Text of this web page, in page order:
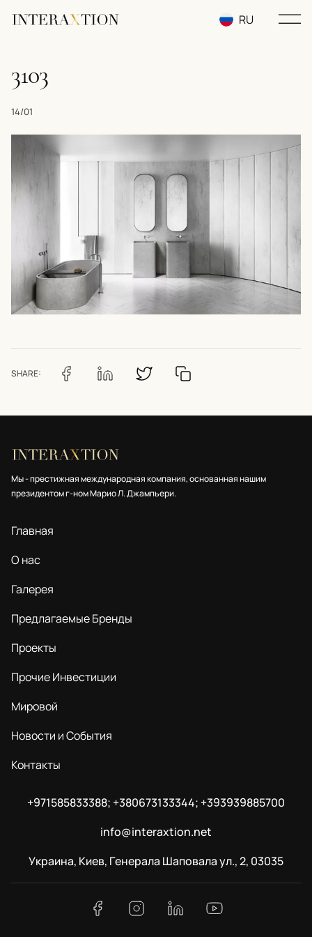
RU
3103
14/01
SHARE:
Мы - престижная международная компания, основанная нашим
президентом г-ном Марио Л. Джампьери.
Главная
О нас
Галерея
Предлагаемые Бренды
Проекты
Прочие Инвестиции
Мировой
Новости и События
Контакты
+971585833388; +380673133344; +393939885700
info@interaxtion.net
Украина, Киев, Генерала Шаповала ул., 2, 03035